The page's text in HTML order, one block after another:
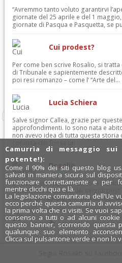
“Avremmo tanto voluto garantirvi
giornate del 25 aprile e del 1
giornate di Pasqua e Pasquetta, se
Cui prodest?
Per come ben scrive Rosalio, si
di Tribunale e sapientemente
poi resi romanzo – come l’ “Arte del...
Lucia Schiera
Salve signor Callea, grazie per
approfondimenti. Io sono nata e
non avevo idea di tutta questa storia
Rosalio
Davide conosciamo intanto la tecnica
hominem. I contenuti dei singoli
di vista dell’autore, che ben
S.
Sta scoperchiando un vaso
Camurrìa di messaggio
potente!):
Come il 90% dei siti questo blog
salvati in maniera sicura sul
funzionare correttamente e per
mentre clicchi qua e là.
La legislazione comunitaria dell'Ue
ecco perché questa camurrìa di
la prima volta che ci visiti. Se vuoi
consenso a tutti o ad alcuni cookie
questo banner, scorrendo questa
qualunque suo elemento
Clicca sul pulsantone verde e non lo